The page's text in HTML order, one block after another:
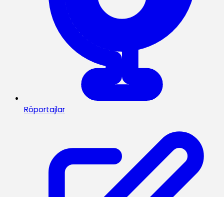
Röportajlar